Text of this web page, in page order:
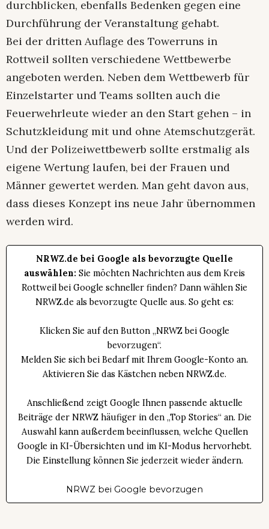
durchblicken, ebenfalls Bedenken gegen eine
Durchführung der Veranstaltung gehabt.
Bei der dritten Auflage des Towerruns in
Rottweil sollten verschiedene Wettbewerbe
angeboten werden. Neben dem Wettbewerb für
Einzelstarter und Teams sollten auch die
Feuerwehrleute wieder an den Start gehen – in
Schutzkleidung mit und ohne Atemschutzgerät.
Und der Polizeiwettbewerb sollte erstmalig als
eigene Wertung laufen, bei der Frauen und
Männer gewertet werden. Man geht davon aus,
dass dieses Konzept ins neue Jahr übernommen
werden wird.
NRWZ.de bei Google als bevorzugte Quelle
auswählen: Sie möchten Nachrichten aus dem Kreis
Rottweil bei Google schneller finden? Dann wählen Sie
NRWZ.de als bevorzugte Quelle aus. So geht es:
Klicken Sie auf den Button „NRWZ bei Google
bevorzugen“.
Melden Sie sich bei Bedarf mit Ihrem Google-Konto an.
Aktivieren Sie das Kästchen neben NRWZ.de.
Anschließend zeigt Google Ihnen passende aktuelle
Beiträge der NRWZ häufiger in den „Top Stories“ an. Die
Auswahl kann außerdem beeinflussen, welche Quellen
Google in KI-Übersichten und im KI-Modus hervorhebt.
Die Einstellung können Sie jederzeit wieder ändern.
NRWZ bei Google bevorzugen